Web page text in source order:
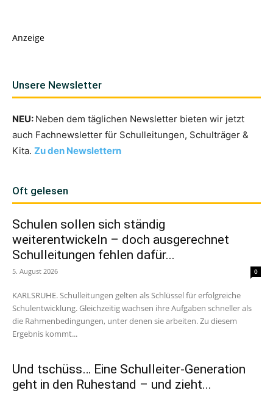
Anzeige
Unsere Newsletter
NEU: Neben dem täglichen Newsletter bieten wir jetzt
auch Fachnewsletter für Schulleitungen, Schulträger &
Kita. Zu den Newslettern
Oft gelesen
Schulen sollen sich ständig
weiterentwickeln – doch ausgerechnet
Schulleitungen fehlen dafür...
5. August 2026 0
KARLSRUHE. Schulleitungen gelten als Schlüssel für erfolgreiche
Schulentwicklung. Gleichzeitig wachsen ihre Aufgaben schneller als
die Rahmenbedingungen, unter denen sie arbeiten. Zu diesem
Ergebnis kommt...
Und tschüss… Eine Schulleiter-Generation
geht in den Ruhestand – und zieht...